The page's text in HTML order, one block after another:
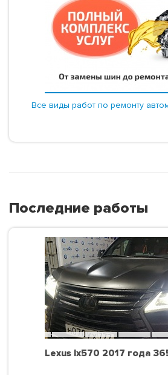
Все виды работ по ремонту
Последние работы
Lexus lx570 2017 года